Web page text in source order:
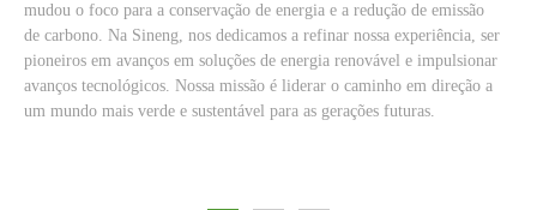
energia e a redução de emissão
a refinar nossa experiência, ser
de energia renovável e impulsionar
é liderar o caminho em direção a
para as gerações futuras.
diário, mas também se desenrolam
nossa jornada profissional.
qualidade em detrimento da
empreendedor, para promover um